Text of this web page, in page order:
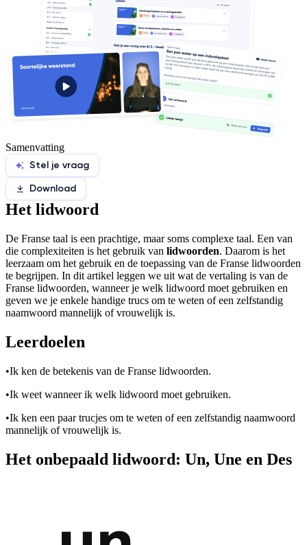
Samenvatting
Stel je vraag
Download
Het lidwoord
De Franse taal is een prachtige, maar soms complexe taal. Een van
die complexiteiten is het gebruik van lidwoorden. Daarom is het
leerzaam om het gebruik en de toepassing van de Franse lidwoorden
te begrijpen. In dit artikel leggen we uit wat de vertaling is van de
Franse lidwoorden, wanneer je welk lidwoord moet gebruiken en
geven we je enkele handige trucs om te weten of een zelfstandig
naamwoord mannelijk of vrouwelijk is.
Leerdoelen
•Ik ken de betekenis van de Franse lidwoorden.
•Ik weet wanneer ik welk lidwoord moet gebruiken.
•Ik ken een paar trucjes om te weten of een zelfstandig naamwoord
mannelijk of vrouwelijk is.
Het onbepaald lidwoord: Un, Une en Des